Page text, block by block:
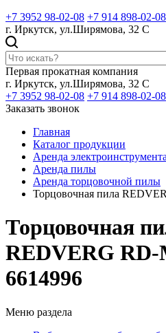
+7 3952 98-02-08 +7 914 898-02-08
г. Иркутск, ул.Ширямова, 32 С
Первая прокатная компания
г. Иркутск, ул.Ширямова, 32 С
+7 3952 98-02-08 +7 914 898-02-08
Заказать звонок
Главная
Каталог продукции
Аренда электроинструмента
Аренда пилы
Аренда торцовочной пилы
Торцовочная пила
Торцовочная
REDVERG RD-
6614996
Меню раздела